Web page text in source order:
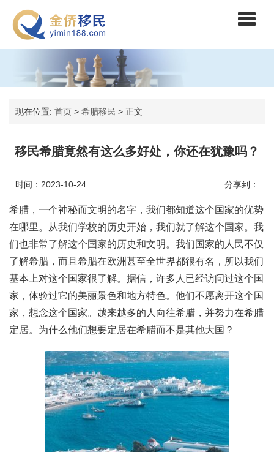
现在位置: 首页 > 希腊移民 > 正文
移民希腊竟然有这么多好处，你还在犹豫吗？
时间：2023-10-24 分享到：
希腊，一个神秘而文明的名字，我们都知道这个国家的优势
在哪里。从我们学校的历史开始，我们就了解这个国家。我
们也非常了解这个国家的历史和文明。我们国家的人民不仅
了解希腊，而且希腊在欧洲甚至全世界都很有名，所以我们
基本上对这个国家很了解。据信，许多人已经访问过这个国
家，体验过它的美丽景色和地方特色。他们不愿离开这个国
家，想念这个国家。越来越多的人向往希腊，并努力在希腊
定居。为什么他们想要定居在希腊而不是其他大国？